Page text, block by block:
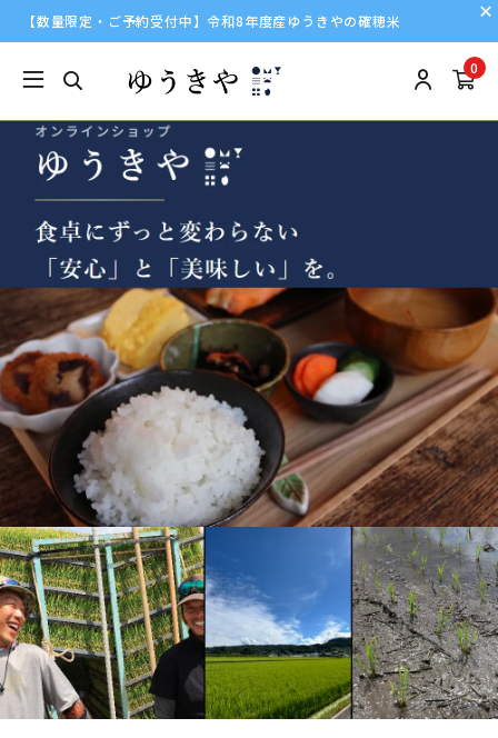
【数量限定・ご予約受付中】令和8年度産ゆうきやの確穂米
0